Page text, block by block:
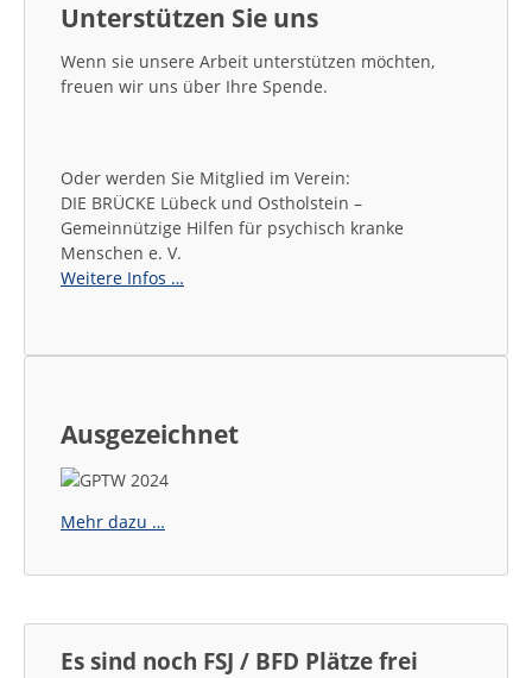
Unterstützen Sie uns
Wenn sie unsere Arbeit unterstützen möchten,
freuen wir uns über Ihre Spende.
Oder werden Sie Mitglied im Verein:
DIE BRÜCKE Lübeck und Ostholstein –
Gemeinnützige Hilfen für psychisch kranke
Menschen e. V.
Weitere Infos …
Ausgezeichnet
Mehr dazu …
Es sind noch FSJ / BFD Plätze frei